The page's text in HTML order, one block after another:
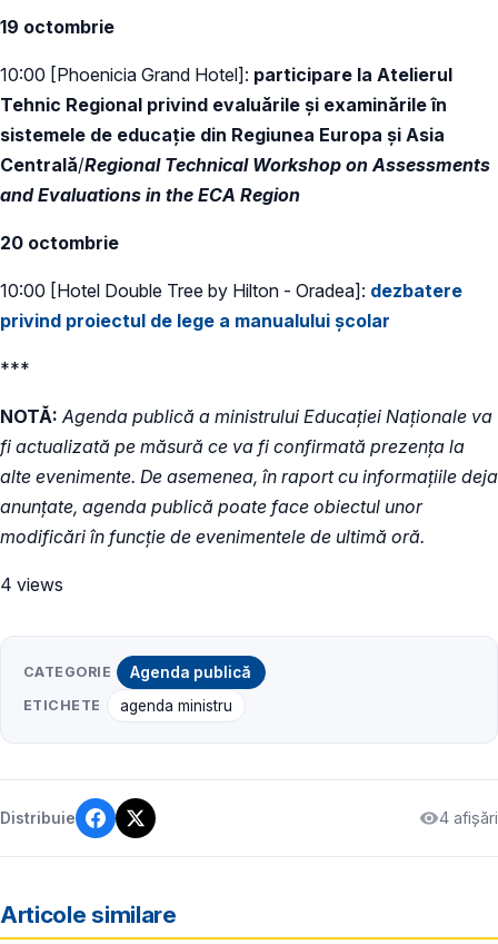
19 octombrie
10:00 [Phoenicia Grand Hotel]: participare la Atelierul
Tehnic Regional privind evaluările și examinările în
sistemele de educație din Regiunea Europa și Asia
Centrală/Regional Technical Workshop on Assessments
and Evaluations in the ECA Region
20 octombrie
10:00 [Hotel Double Tree by Hilton - Oradea]: dezbatere
privind proiectul de lege a manualului școlar
***
NOTĂ: Agenda publică a ministrului Educației Naționale va
fi actualizată pe măsură ce va fi confirmată prezența la
alte evenimente. De asemenea, în raport cu informațiile deja
anunțate, agenda publică poate face obiectul unor
modificări în funcție de evenimentele de ultimă oră.
4 views
CATEGORIE Agenda publică
ETICHETE agenda ministru
Distribuie 4 afișări
Articole similare